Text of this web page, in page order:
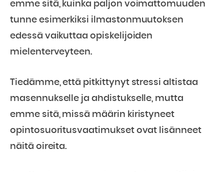
emme sitä, kuinka paljon voimattomuuden
tunne esimerkiksi ilmastonmuutoksen
edessä vaikuttaa opiskelijoiden
mielenterveyteen.
Tiedämme, että pitkittynyt stressi altistaa
masennukselle ja ahdistukselle, mutta
emme sitä, missä määrin kiristyneet
opintosuoritusvaatimukset ovat lisänneet
näitä oireita.